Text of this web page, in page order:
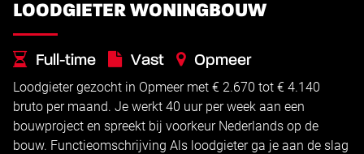
LOODGIETER WONINGBOUW
Full-time Vast
Opmeer
€2.670 -€4.140
Loodgieter gezocht in Opmeer met € 2.670 tot € 4.140
bruto per maand. Je werkt 40 uur per week aan een
bouwproject en spreekt bij voorkeur Nederlands op de
bouw. Functieomschrijving Als loodgieter ga je aan de slag